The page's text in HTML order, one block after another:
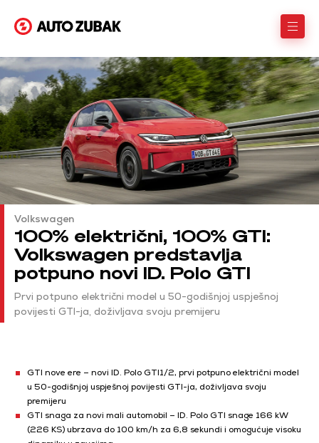
Volkswagen
100% električni, 100% GTI:
Volkswagen predstavlja
potpuno novi ID. Polo GTI
Prvi potpuno električni model u 50-godišnjoj uspješnoj
povijesti GTI-ja, doživljava svoju premijeru
GTI nove ere – novi ID. Polo GTI1/2, prvi potpuno električni model
u 50-godišnjoj uspješnoj povijesti GTI-ja, doživljava svoju
premijeru
GTI snaga za novi mali automobil – ID. Polo GTI snage 166 kW
(226 KS) ubrzava do 100 km/h za 6,8 sekundi i omogućuje visoku